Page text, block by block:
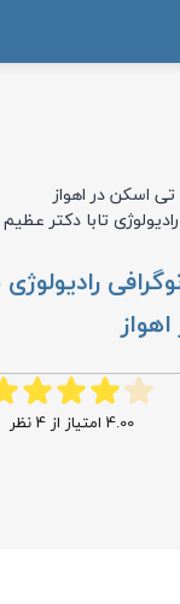
اسکن در اهواز
تابا دکتر
4.00 امتیاز از4نظر